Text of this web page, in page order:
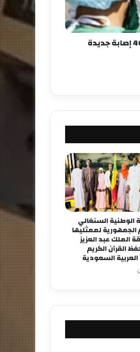
الوطنية السنغالي
لممثليها
الملك عبد العزيز
القرآن الكريم
السعودية